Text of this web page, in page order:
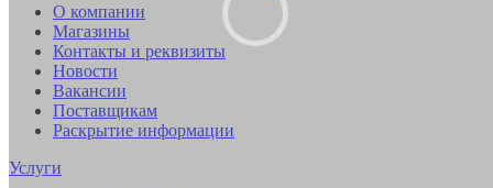
О компании
Магазины
Контакты и реквизиты
Новости
Вакансии
Поставщикам
Раскрытие информации
Услуги